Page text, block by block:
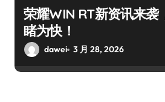
荣耀WIN RT新资讯来袭
睹为快！
dawei 3 月 28, 2026